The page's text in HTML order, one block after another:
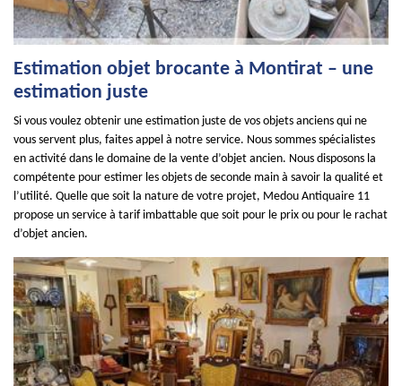
Estimation objet brocante à Montirat – une
estimation juste
Si vous voulez obtenir une estimation juste de vos objets anciens qui ne
vous servent plus, faites appel à notre service. Nous sommes spécialistes
en activité dans le domaine de la vente d’objet ancien. Nous disposons la
compétente pour estimer les objets de seconde main à savoir la qualité et
l’utilité. Quelle que soit la nature de votre projet, Medou Antiquaire 11
propose un service à tarif imbattable que soit pour le prix ou pour le rachat
d’objet ancien.